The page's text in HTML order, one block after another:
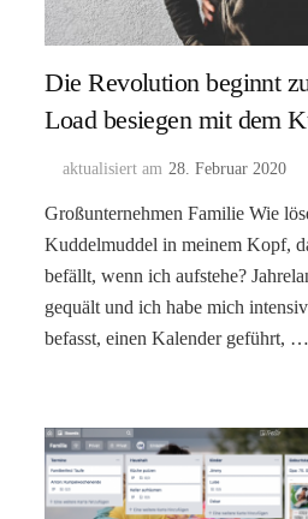
Die Revolution beginnt
Load besiegen mit dem
aktualisiert am 28. Februar 2020
Großunternehmen Familie Wie
Kuddelmuddel in meinem Kopf,
befällt, wenn ich aufstehe?
gequält und ich habe mich
befasst, einen Kalender geführt, …